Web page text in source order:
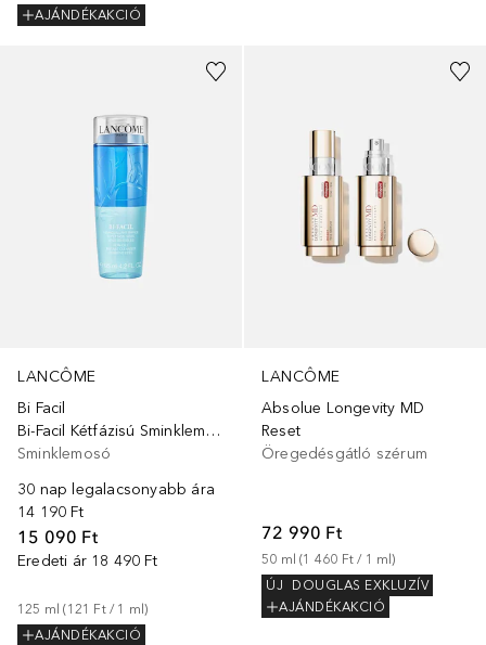
AJÁNDÉKAKCIÓ
LANCÔME
Bi Facil
Bi-Facil Kétfázisú Sminklemosó
Sminklemosó
30 nap legalacsonyabb ára
14 190 Ft
15 090 Ft
Eredeti ár 18 490 Ft
125 ml (121 Ft / 1 ml)
AJÁNDÉKAKCIÓ
LANCÔME
Absolue Longevity MD
Reset
Öregedésgátló szérum
72 990 Ft
50 ml (1 460 Ft / 1 ml)
ÚJ
DOUGLAS EXKLUZÍV
AJÁNDÉKAKCIÓ